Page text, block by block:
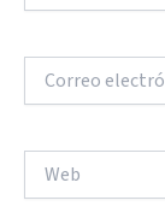
Correo
electrónico*
Web